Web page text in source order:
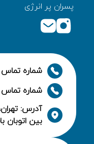
پسران پر انرژی
شماره تماس 1:
شماره تماس ۲:
آدرس:
بین اتوبان